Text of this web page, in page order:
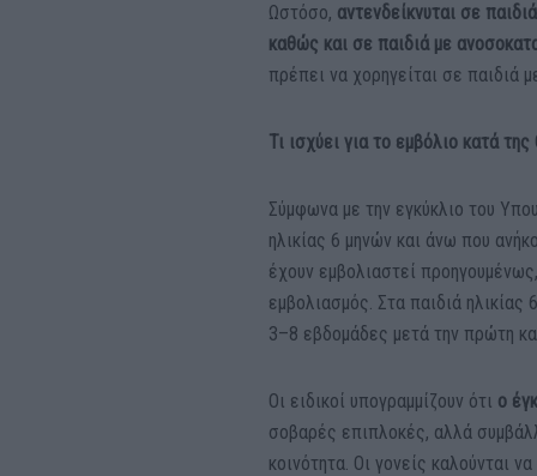
Ωστόσο, αντενδείκνυται σε
καθώς και σε παιδιά με
πρέπει να χορηγείται σε παιδιά
Τι ισχύει για το εμβόλιο κατά
Σύμφωνα με την εγκύκλιο του
ηλικίας 6 μηνών και άνω που
έχουν εμβολιαστεί
εμβολιασμός. Στα παιδιά
3–8 εβδομάδες μετά την πρώτη
Οι ειδικοί υπογραμμίζουν ότι ο
σοβαρές επιπλοκές, αλλά
κοινότητα. Οι γονείς καλούνται